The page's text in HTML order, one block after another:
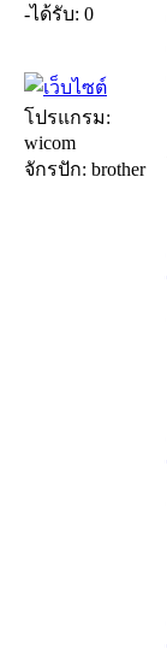
-ได้รับ: 0
โปรแกรม:
wicom
จักรปัก: brother